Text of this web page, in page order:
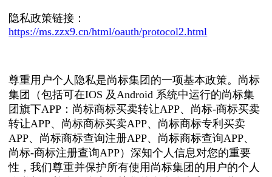
隐私政策链接：
https://ms.zzx9.cn/html/oauth/protocol2.html
尊重用户个人隐私是尚标集团的一项基本政策。尚标
集团（包括可在IOS 及Android 系统中运行的尚标集
团旗下APP：尚标商标买卖转让APP、尚标-商标买卖
转让APP、尚标商标买卖APP、尚标商标专利买卖
APP、尚标商标查询注册APP、尚标商标查询APP、
尚标-商标注册查询APP）深知个人信息对您的重要
性，我们尊重并保护所有使用尚标集团的用户的个人